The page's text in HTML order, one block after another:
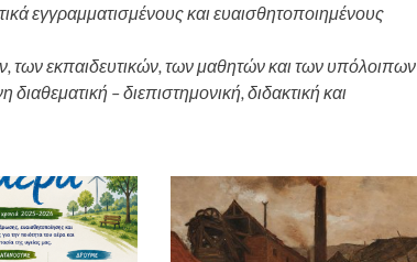
εγγραμματισμένους και ευαισθητοποιημένους
των εκπαιδευτικών, των μαθητών και των υπόλοιπων
– διεπιστημονική, διδακτική και